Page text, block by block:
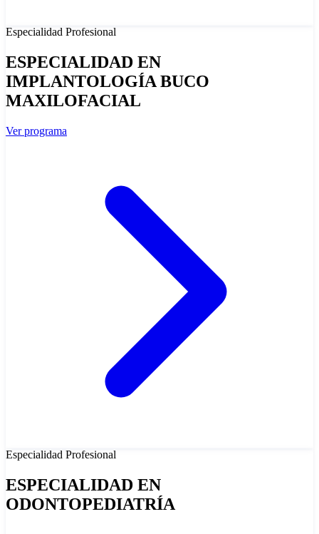
Especialidad Profesional
ESPECIALIDAD EN
IMPLANTOLOGÍA BUCO
MAXILOFACIAL
Ver programa
Especialidad Profesional
ESPECIALIDAD EN
ODONTOPEDIATRÍA